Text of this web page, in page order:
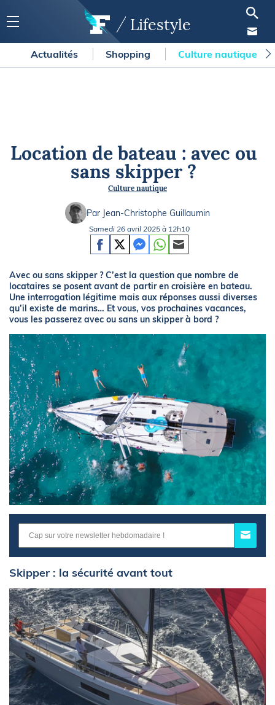
Lifestyle
Actualités Shopping Culture nautique
Location de bateau : avec ou
sans skipper ?
Culture nautique
Par Jean-Christophe Guillaumin
Samedi 26 avril 2025 à 12h10
Avec ou sans skipper ? C’est la question que nombre de
locataires se posent avant de partir en croisière en bateau.
Une interrogation légitime mais aux réponses aussi diverses
qu’il existe de marins… Et vous, vos prochaines vacances,
vous les passerez avec ou sans un skipper à bord ?
Skipper : la sécurité avant tout